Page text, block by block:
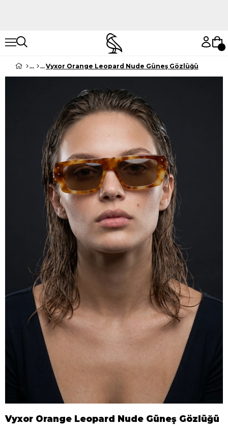
Vyxor Orange Leopard Nude Güneş Gözlüğü
Vyxor Orange Leopard Nude Güneş Gözlüğü